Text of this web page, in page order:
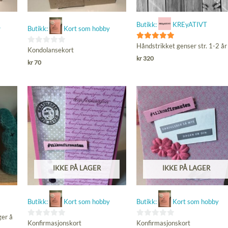
Butikk: Kort som hobby
0
ut
Kondolansekort
kr70
Butikk: KREyATIVT
5
ut av 5
Håndstrikket genser str. 1-2 år
kr320
å
IKKE PÅ LAGER
Butikk: Kort som hobby
0
Konfirmasjonskort
IKKE PÅ LAGER
Butikk: Kort som hobby
0
Konfirmasjonskort